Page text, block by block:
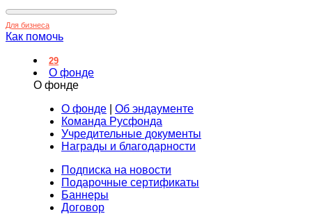
Для бизнеса
Как помочь
29
О фонде
О фонде
О фонде
Об эндаументе
Команда Русфонда
Учредительные документы
Награды и благодарности
Подписка на новости
Подарочные сертификаты
Баннеры
Договор